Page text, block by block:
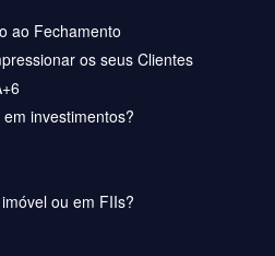
ao Fechamento
os seus Clientes
investimentos?
ou em FIIs?